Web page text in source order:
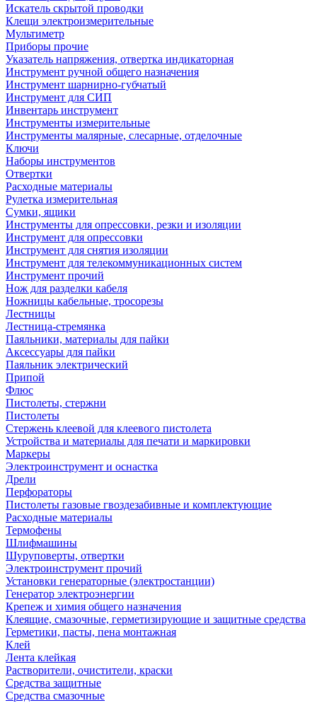
Искатель скрытой проводки
Клещи электроизмерительные
Мультиметр
Приборы прочие
Указатель напряжения, отвертка индикаторная
Инструмент ручной общего назначения
Инструмент шарнирно-губчатый
Инструмент для СИП
Инвентарь инструмент
Инструменты измерительные
Инструменты малярные, слесарные, отделочные
Ключи
Наборы инструментов
Отвертки
Расходные материалы
Рулетка измерительная
Сумки, ящики
Инструменты для опрессовки, резки и изоляции
Инструмент для опрессовки
Инструмент для снятия изоляции
Инструмент для телекоммуникационных систем
Инструмент прочий
Нож для разделки кабеля
Ножницы кабельные, тросорезы
Лестницы
Лестница-стремянка
Паяльники, материалы для пайки
Аксессуары для пайки
Паяльник электрический
Припой
Флюс
Пистолеты, стержни
Пистолеты
Стержень клеевой для клеевого пистолета
Устройства и материалы для печати и маркировки
Маркеры
Электроинструмент и оснастка
Дрели
Перфораторы
Пистолеты газовые гвоздезабивные и комплектующие
Расходные материалы
Термофены
Шлифмашины
Шуруповерты, отвертки
Электроинструмент прочий
Установки генераторные (электростанции)
Генератор электроэнергии
Крепеж и химия общего назначения
Клеящие, смазочные, герметизирующие и защитные средства
Герметики, пасты, пена монтажная
Клей
Лента клейкая
Растворители, очистители, краски
Средства защитные
Средства смазочные